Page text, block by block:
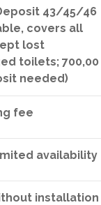
43/45/46
covers all
lost
toilets; 700,00
needed)
fee
availability
installation